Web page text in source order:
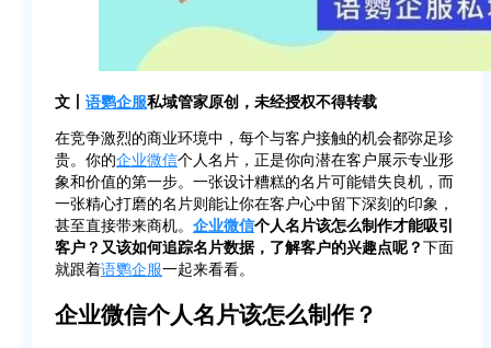
文丨 语鹦企服私域管家原创，未经授权不得转载
在竞争激烈的商业环境中，每个与客户接触的机会都弥足珍
贵。你的企业微信个人名片，正是你向潜在客户展示专业形
象和价值的第一步。一张设计糟糕的名片可能错失良机，而
一张精心打磨的名片则能让你在客户心中留下深刻的印象，
甚至直接带来商机。 企业微信个人名片该怎么制作才能吸引
客户？又该如何追踪名片数据，了解客户的兴趣点呢？下面
就跟着语鹦企服一起来看看。
企业微信个人名片该怎么制作？